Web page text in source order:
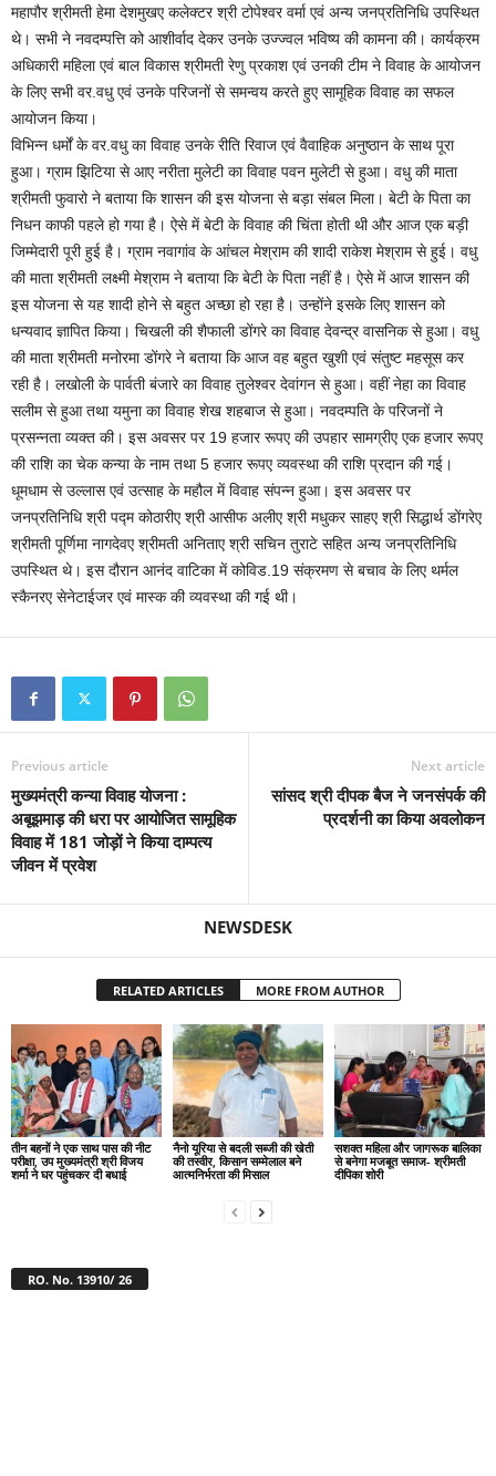
महापौर श्रीमती हेमा देशमुखए कलेक्टर श्री टोपेश्वर वर्मा एवं अन्य जनप्रतिनिधि उपस्थित
थे। सभी ने नवदम्पत्ति को आशीर्वाद देकर उनके उज्ज्वल भविष्य की कामना की। कार्यक्रम
अधिकारी महिला एवं बाल विकास श्रीमती रेणु प्रकाश एवं उनकी टीम ने विवाह के आयोजन
के लिए सभी वर.वधु एवं उनके परिजनों से समन्वय करते हुए सामूहिक विवाह का सफल
आयोजन किया।
विभिन्न धर्मों के वर.वधु का विवाह उनके रीति रिवाज एवं वैवाहिक अनुष्ठान के साथ पूरा
हुआ। ग्राम झिटिया से आए नरीता मुलेटी का विवाह पवन मुलेटी से हुआ। वधु की माता
श्रीमती फुवारो ने बताया कि शासन की इस योजना से बड़ा संबल मिला। बेटी के पिता का
निधन काफी पहले हो गया है। ऐसे में बेटी के विवाह की चिंता होती थी और आज एक बड़ी
जिम्मेदारी पूरी हुई है। ग्राम नवागांव के आंचल मेश्राम की शादी राकेश मेश्राम से हुई। वधु
की माता श्रीमती लक्ष्मी मेश्राम ने बताया कि बेटी के पिता नहीं है। ऐसे में आज शासन की
इस योजना से यह शादी होने से बहुत अच्छा हो रहा है। उन्होंने इसके लिए शासन को
धन्यवाद ज्ञापित किया। चिखली की शैफाली डोंगरे का विवाह देवन्द्र वासनिक से हुआ। वधु
की माता श्रीमती मनोरमा डोंगरे ने बताया कि आज वह बहुत खुशी एवं संतुष्ट महसूस कर
रही है। लखोली के पार्वती बंजारे का विवाह तुलेश्वर देवांगन से हुआ। वहीं नेहा का विवाह
सलीम से हुआ तथा यमुना का विवाह शेख शहबाज से हुआ। नवदम्पति के परिजनों ने
प्रसन्नता व्यक्त की। इस अवसर पर 19 हजार रूपए की उपहार सामग्रीए एक हजार रूपए
की राशि का चेक कन्या के नाम तथा 5 हजार रूपए व्यवस्था की राशि प्रदान की गई।
धूमधाम से उल्लास एवं उत्साह के महौल में विवाह संपन्न हुआ। इस अवसर पर
जनप्रतिनिधि श्री पद्म कोठारीए श्री आसीफ अलीए श्री मधुकर साहए श्री सिद्धार्थ डोंगरेए
श्रीमती पूर्णिमा नागदेवए श्रीमती अनिताए श्री सचिन तुराटे सहित अन्य जनप्रतिनिधि
उपस्थित थे। इस दौरान आनंद वाटिका में कोविड.19 संक्रमण से बचाव के लिए थर्मल
स्कैनरए सेनेटाईजर एवं मास्क की व्यवस्था की गई थी।
Previous article
मुख्यमंत्री कन्या विवाह योजना :
अबूझमाड़ की धरा पर आयोजित सामूहिक
विवाह में 181 जोड़ों ने किया दाम्पत्य
जीवन में प्रवेश
Next article
सांसद श्री दीपक बैज ने जनसंपर्क की
प्रदर्शनी का किया अवलोकन
NEWSDESK
RELATED ARTICLES MORE FROM AUTHOR
तीन बहनों ने एक साथ पास की नीट
परीक्षा, उप मुख्यमंत्री श्री विजय
शर्मा ने घर पहुंचकर दी बधाई
नैनो यूरिया से बदली सब्जी की खेती
की तस्वीर, किसान सम्मेलाल बने
आत्मनिर्भरता की मिसाल
सशक्त महिला और जागरूक बालिका
से बनेगा मजबूत समाज- श्रीमती
दीपिका शोरी
RO. No. 13910/ 26